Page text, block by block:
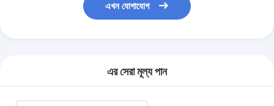
এখন যোগাযোগ
এর সেরা মূল্য পান